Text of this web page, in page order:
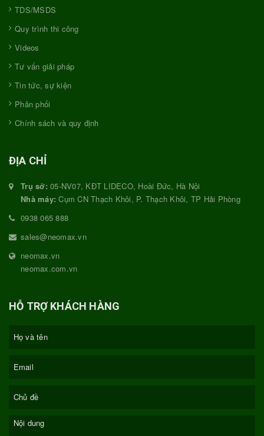
TDS/MSDS
Quy trình thi công
Videos
Tư vấn giải pháp
Tin tức, sự kiện
Phân phối
Chính sách và quy định
ĐỊA CHỈ
Trụ sở: 05-NV07, KĐT LIDECO, Hoài Đức, Hà Nội
Nhà máy: Cụm CN Thạch Khôi, P. Thạch Khôi, TP Hải Phòng
0938 065 888
sales@neomax.vn
neomax.vn
neomax.com.vn
HỖ TRỢ KHÁCH HÀNG